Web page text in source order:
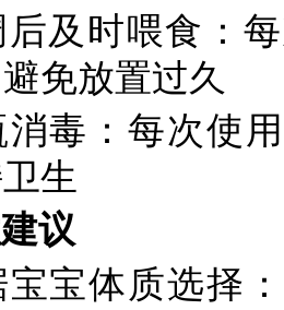
后及时喂食：
免放置过久
消毒：每次使
生
议
宝宝体质选择